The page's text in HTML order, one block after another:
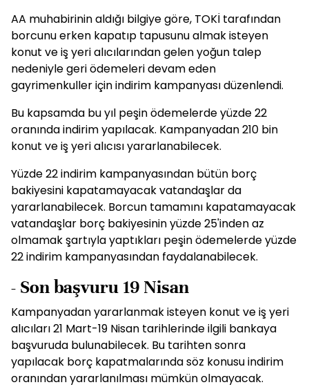
AA muhabirinin aldığı bilgiye göre, TOKİ tarafından
borcunu erken kapatıp tapusunu almak isteyen
konut ve iş yeri alıcılarından gelen yoğun talep
nedeniyle geri ödemeleri devam eden
gayrimenkuller için indirim kampanyası düzenlendi.
Bu kapsamda bu yıl peşin ödemelerde yüzde 22
oranında indirim yapılacak. Kampanyadan 210 bin
konut ve iş yeri alıcısı yararlanabilecek.
Yüzde 22 indirim kampanyasından bütün borç
bakiyesini kapatamayacak vatandaşlar da
yararlanabilecek. Borcun tamamını kapatamayacak
vatandaşlar borç bakiyesinin yüzde 25'inden az
olmamak şartıyla yaptıkları peşin ödemelerde yüzde
22 indirim kampanyasından faydalanabilecek.
- Son başvuru 19 Nisan
Kampanyadan yararlanmak isteyen konut ve iş yeri
alıcıları 21 Mart-19 Nisan tarihlerinde ilgili bankaya
başvuruda bulunabilecek. Bu tarihten sonra
yapılacak borç kapatmalarında söz konusu indirim
oranından yararlanılması mümkün olmayacak.